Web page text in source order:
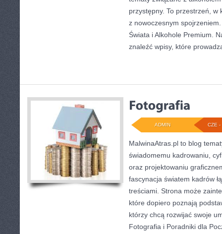
przystępny. To przestrzeń, w
z nowoczesnym
Świata i Alkohole Premium.
znaleźć wpisy, które
CZE -
ADMIN
MalwinaAtras.pl to blog
świadomemu kadrowaniu,
oraz projektowaniu
fascynacja światem kadrów
treściami. Strona może
które dopiero poznają
którzy chcą rozwijać swoje
Fotografia i Poradniki dla